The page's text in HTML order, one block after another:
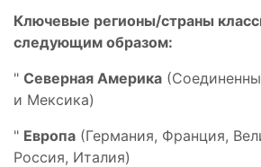
Ключевые регионы/страны
следующим образом:
" Северная Америка
и Мексика)
" Европа (Германия, Франция,
Россия, Италия)